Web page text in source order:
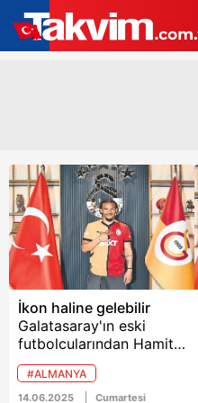
İkon haline gelebilir
Galatasaray'ın eski
futbolcularından Hamit
Altontop, Sane'nin
transferini Alman
basınına değerlendirdi.
#ALMANYA
14.06.2025 Cumartesi